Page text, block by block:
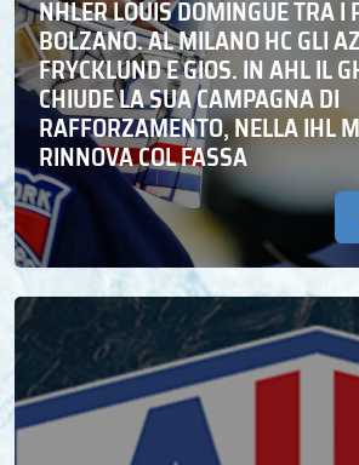
NHLER LOUIS DOMINGUE TRA I
BOLZANO. AL MILANO HC GLI
FRYCKLUND E GIOS. IN AHL IL
CHIUDE LA SUA CAMPAGNA DI
RAFFORZAMENTO, NELLA IHL
RINNOVA COL FASSA